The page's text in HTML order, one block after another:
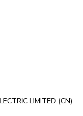
LIMITED (CN)